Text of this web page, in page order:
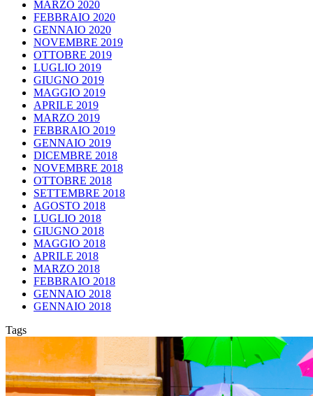
MARZO 2020
FEBBRAIO 2020
GENNAIO 2020
NOVEMBRE 2019
OTTOBRE 2019
LUGLIO 2019
GIUGNO 2019
MAGGIO 2019
APRILE 2019
MARZO 2019
FEBBRAIO 2019
GENNAIO 2019
DICEMBRE 2018
NOVEMBRE 2018
OTTOBRE 2018
SETTEMBRE 2018
AGOSTO 2018
LUGLIO 2018
GIUGNO 2018
MAGGIO 2018
APRILE 2018
MARZO 2018
FEBBRAIO 2018
GENNAIO 2018
GENNAIO 2018
Tags